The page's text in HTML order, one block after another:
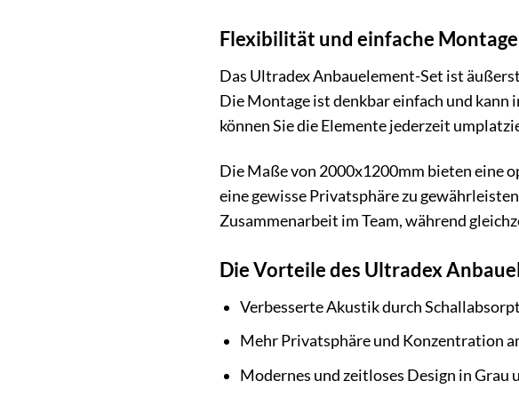
Flexibilität und einfache Montage
Das Ultradex Anbauelement-Set ist
Die Montage ist denkbar einfach und
können Sie die Elemente jederzeit
Die Maße von 2000x1200mm bieten eine
eine gewisse Privatsphäre zu
Zusammenarbeit im Team, während
Die Vorteile des Ultradex
Verbesserte Akustik durch
Mehr Privatsphäre und Konzentration
Modernes und zeitloses Design in Grau